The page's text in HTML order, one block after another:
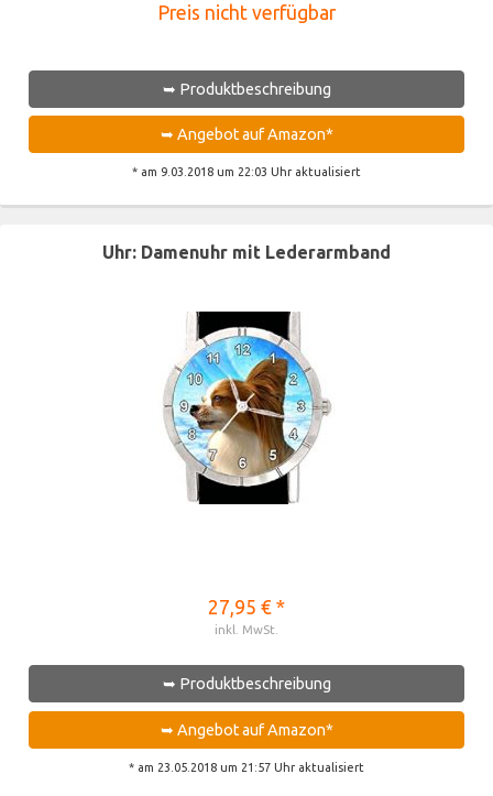
Preis nicht verfügbar
➥ Produktbeschreibung
➥ Angebot auf Amazon*
* am 9.03.2018 um 22:03 Uhr aktualisiert
Uhr: Damenuhr mit Lederarmband
27,95 € *
inkl. MwSt.
➥ Produktbeschreibung
➥ Angebot auf Amazon*
* am 23.05.2018 um 21:57 Uhr aktualisiert